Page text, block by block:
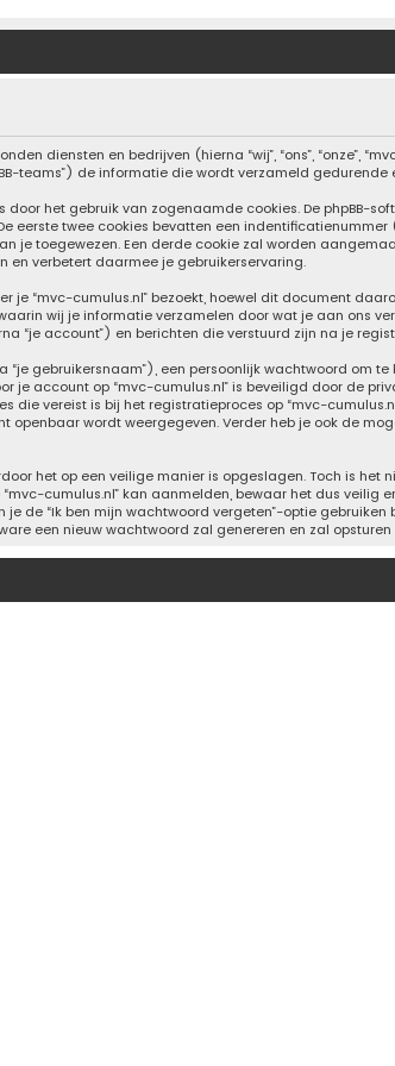
diensten en bedrijven (hierna “wij”, “ons”, “onze”,
teams”) de informatie die wordt verzameld
het gebruik van zogenaamde cookies. De phpBB-
twee cookies bevatten een
je toegewezen. Een derde cookie zal worden
en verbetert daarmee je gebruikerservaring.
je “mvc-cumulus.nl” bezoekt, hoewel dit document
wij je informatie verzamelen door wat je aan ons
“je account”) en berichten die verstuurd zijn na je
gebruikersnaam”), een persoonlijk wachtwoord om
je account op “mvc-cumulus.nl” is beveiligd door de
vereist is bij het registratieproces op “mvc-
wordt weergegeven. Verder heb je ook de
het op een veilige manier is opgeslagen. Toch is
cumulus.nl” kan aanmelden, bewaar het dus veilig
de “Ik ben mijn wachtwoord vergeten”-optie
een nieuw wachtwoord zal genereren en zal